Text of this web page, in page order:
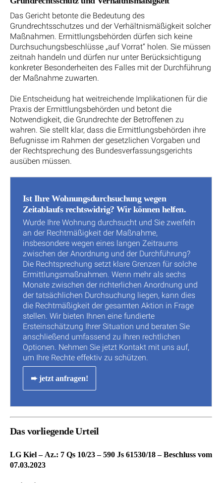
Das Gericht betonte die Bedeutung des
Grundrechtsschutzes und der Verhältnismäßigkeit solcher
Maßnahmen. Ermittlungsbehörden dürfen sich keine
Durchsuchungsbeschlüsse „auf Vorrat“ holen. Sie müssen
zeitnah handeln und dürfen nur unter Berücksichtigung
konkreter Besonderheiten des Falles mit der Durchführung
der Maßnahme zuwarten.
Die Entscheidung hat weitreichende Implikationen für die
Praxis der Ermittlungsbehörden und betont die
Notwendigkeit, die Grundrechte der Betroffenen zu
wahren. Sie stellt klar, dass die Ermittlungsbehörden ihre
Befugnisse im Rahmen der gesetzlichen Vorgaben und
der Rechtsprechung des Bundesverfassungsgerichts
ausüben müssen.
Ist Ihre Wohnungsdurchsuchung wegen
Zeitablaufs rechtswidrig? Wir können helfen.
Wurde Ihre Wohnung durchsucht und Sie zweifeln
an der Rechtmäßigkeit der Maßnahme,
insbesondere wegen eines langen Zeitraums
zwischen der Anordnung und der Durchführung?
Die Rechtsprechung setzt klare Grenzen für solche
Ermittlungsmaßnahmen. Wenn mehr als sechs
Monate zwischen der richterlichen Anordnung und
der tatsächlichen Durchsuchung liegen, kann dies
die Rechtmäßigkeit der gesamten Aktion in Frage
stellen. Wir bieten Ihnen eine fundierte
Ersteinschätzung Ihrer Situation und beraten Sie
anschließend umfassend zu Ihren rechtlichen
Optionen. Nehmen Sie jetzt Kontakt mit uns auf,
um Ihre Rechte effektiv zu schützen.
➨ jetzt anfragen!
Das vorliegende Urteil
LG Kiel – Az.: 7 Qs 10/23 – 590 Js 61530/18 – Beschluss vom
07.03.2023